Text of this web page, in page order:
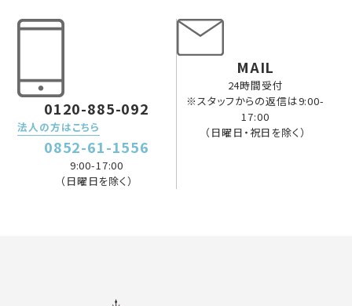
0120-885-092
法人の方はこちら
0852-61-1556
9:00-17:00
（日曜日を除く）
MAIL
24時間受付
※スタッフからの返信は9:00-
17:00
（日曜日・祝日を除く）